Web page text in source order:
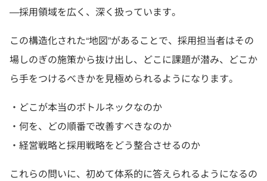
―採用領域を広く、深く扱っています。
この構造化された“地図”があることで、採用担当者はその
場しのぎの施策から抜け出し、どこに課題が潜み、どこか
ら手をつけるべきかを見極められるようになります。
・どこが本当のボトルネックなのか
・何を、どの順番で改善すべきなのか
・経営戦略と採用戦略をどう整合させるのか
これらの問いに、初めて体系的に答えられるようになるの